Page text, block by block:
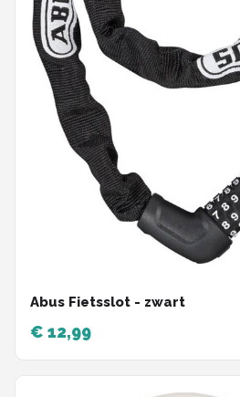
Abus Fietsslot - zwart
€ 12,99